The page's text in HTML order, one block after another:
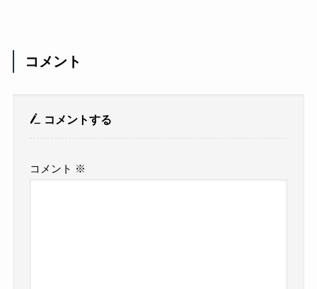
コメント
コメントする
コメント ※